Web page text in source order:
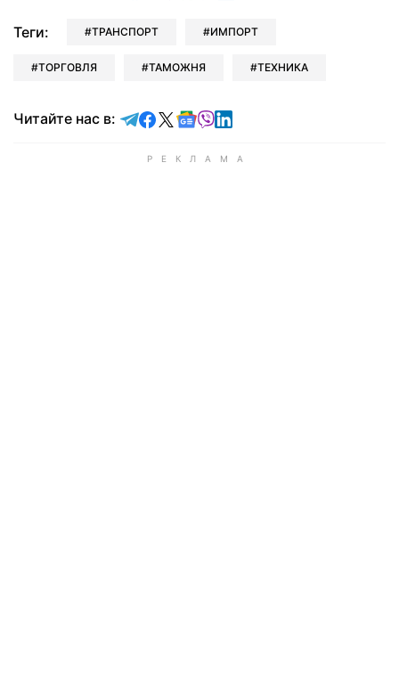
Теги: ТРАНСПОРТ ИМПОРТ
ТОРГОВЛЯ ТАМОЖНЯ ТЕХНИКА
Читайте нас в: Читайте в Telegram
Читайте в Facebook
Читайте в X
Читайте в Google news
Читайте в Viber
Читайте в LinkedIn